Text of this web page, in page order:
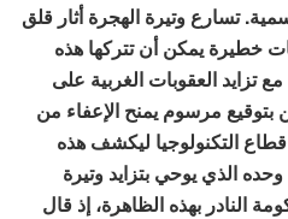
تسارع وتيرة الهجرة أثار قلق
خطيرة يمكن أن تتركها هذه
تزايد العقوبات الغربية على
بتوقيع مرسوم يمنح الإعفاء من
التكنولوجيا ليكشف هذه
الذي يوحي بتزايد وتيرة
النادر بهذه الظاهرة، إذ قال